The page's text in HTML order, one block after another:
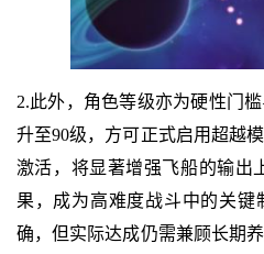
2.此外，角色等级亦为硬性门
升至90级，方可正式启用超越
激活，将显著增强飞船的输出
果，成为高难度战斗中的关键
确，但实际达成仍需兼顾长期